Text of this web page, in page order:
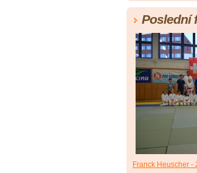
Poslední
Franck Heuscher -